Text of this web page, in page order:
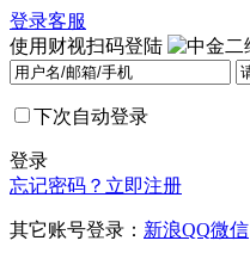
登录客服
使用财视扫码登陆
下次自动登录
登录
忘记密码？ 立即注册
其它账号登录： 新浪QQ微信